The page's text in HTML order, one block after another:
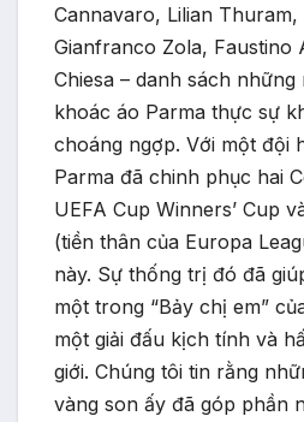
Cannavaro, Lilian
Gianfranco Zola, Faustino
Chiesa – danh sách những
khoác áo Parma thực sự
choáng ngợp. Với một đội
Parma đã chinh phục hai
UEFA Cup Winners’ Cup
(tiền thân của Europa
này. Sự thống trị đó đã
một trong “Bảy chị em”
một giải đấu kịch tính và
giới. Chúng tôi tin rằng
vàng son ấy đã góp phần